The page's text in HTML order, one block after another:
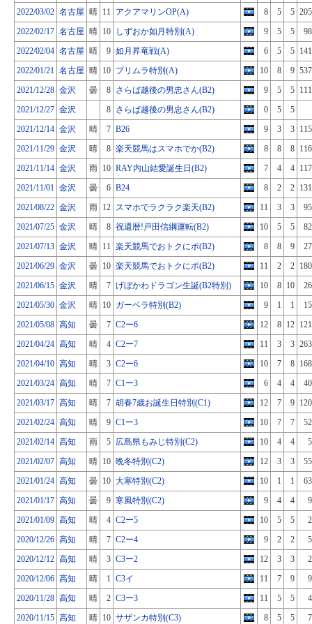
2022/03/02 名古屋 晴 11 アクアマリンOP(A) 8 5 5
2022/02/17 名古屋 晴 10 しずおか如月特別(A) 9 5 5
2022/02/04 名古屋 晴 9 如月昇竜戦(A) 6 5 5
2022/01/21 名古屋 晴 10 プリムラ特別(A) 10 8 9
2021/12/28 金沢 曇 8 さらば越後の男忠さん(B2) 9 5 5
2021/12/27 金沢 8 さらば越後の男忠さん(B2) 0 5
5
2021/12/14 金沢 晴 7 B26 9 3 3
2021/11/29 金沢 晴 8 楽天競馬はスマホでか(B2) 8 8 8
2021/11/14 金沢 雨 10 RAY内山結愛誕生日(B2) 7 4 4
2021/11/01 金沢 曇 6 B24 8 2 2
2021/08/22 金沢 雨 12 スマホでラクラク楽天(B2) 11 3 3
2021/07/25 金沢 晴 8 祝還暦!戸田信綱運転(B2) 10 5 5
2021/07/13 金沢 晴 11 楽天競馬でおトクにポ(B2) 8 8 9
2021/06/29 金沢 曇 10 楽天競馬でおトクにポ(B2) 11 2 2
2021/06/15 金沢 晴 7 げぼかわドラゴン生誕(B2特別) 10 8 10
2021/05/30 金沢 晴 10 ガーベラ特別(B2) 9 1 1
2021/05/08 高知 曇 7 C2ー6 12 8 12
2021/04/24 高知 晴 4 C2ー7 11 3 3
2021/04/10 高知 晴 3 C2ー6 10 7 8
2021/03/24 高知 晴 7 C1ー3 6 4 4
2021/03/17 高知 晴 7 胡春7歳お誕生日特別(C1) 12 7 9
2021/02/24 高知 晴 9 C1ー3 10 7 7
2021/02/14 高知 雨 5 広島県もみじ特別(C2) 10 4 4
2021/02/07 高知 晴 10 晩冬特別(C2) 12 3 3
2021/01/24 高知 曇 10 大寒特別(C2) 10 1 1
2021/01/17 高知 曇 9 寒風特別(C2) 9 4 4
2021/01/09 高知 晴 4 C2ー5 10 5 5
2020/12/26 高知 晴 7 C2ー4 9 2 2
2020/12/12 高知 晴 3 C3ー2 12 3 3
2020/12/06 高知 晴 1 C3イ 11 7 9
2020/11/28 高知 晴 2 C3ー3 11 5 5
2020/11/15 高知 晴 10 サザンカ特別(C3) 8 5 5